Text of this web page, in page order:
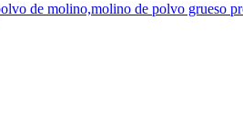
de molino,molino de polvo grueso